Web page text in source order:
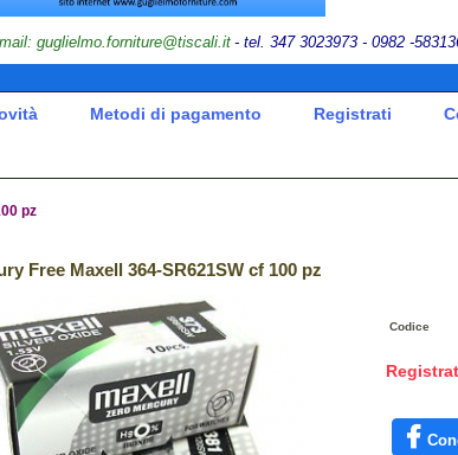
mail: guglielmo.forniture@tiscali.it - tel. 347 3023973 - 0982 -
Metodi di pagamento Registrati
pz
Free Maxell 364-SR621SW cf 100 pz
Codice